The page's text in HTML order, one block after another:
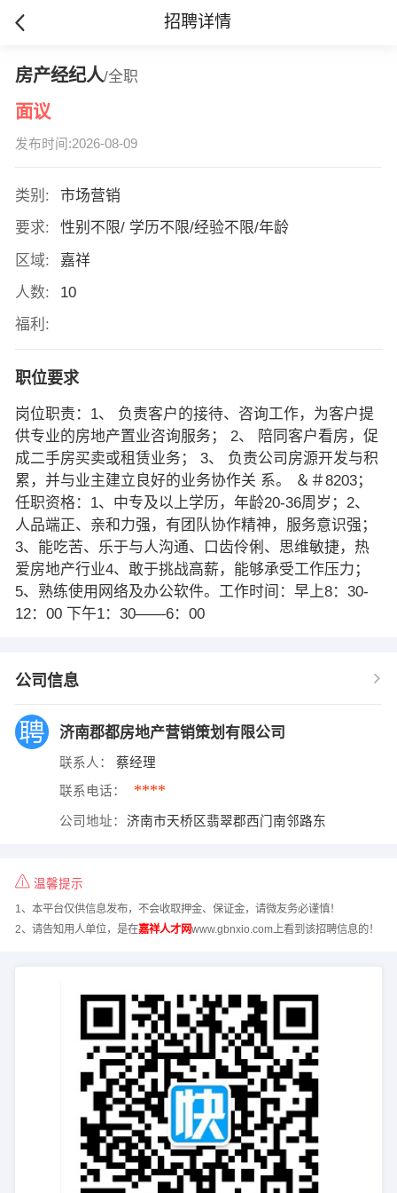
招聘详情
房产经纪人/全职
面议
发布时间:2026-08-09
类别:
市场营销
要求:
性别不限/ 学历不限/经验不限/年龄
区域:
嘉祥
人数:
10
福利:
职位要求
岗位职责：1、 负责客户的接待、咨询工作，为客户提
供专业的房地产置业咨询服务； 2、 陪同客户看房，促
成二手房买卖或租赁业务； 3、 负责公司房源开发与积
累，并与业主建立良好的业务协作关 系。 ＆＃8203；
任职资格：1、中专及以上学历，年龄20-36周岁；2、
人品端正、亲和力强，有团队协作精神，服务意识强；
3、能吃苦、乐于与人沟通、口齿伶俐、思维敏捷，热
爱房地产行业4、敢于挑战高薪，能够承受工作压力；
5、熟练使用网络及办公软件。工作时间：早上8：30-
12：00 下午1：30——6：00
公司信息
济南郡都房地产营销策划有限公司
联系人： 蔡经理
联系电话： ****
公司地址： 济南市天桥区翡翠郡西门南邻路东
温馨提示
1、本平台仅供信息发布，不会收取押金、保证金，请微友务必谨慎！
2、请告知用人单位，是在嘉祥人才网www.gbnxio.com上看到该招聘信息的！